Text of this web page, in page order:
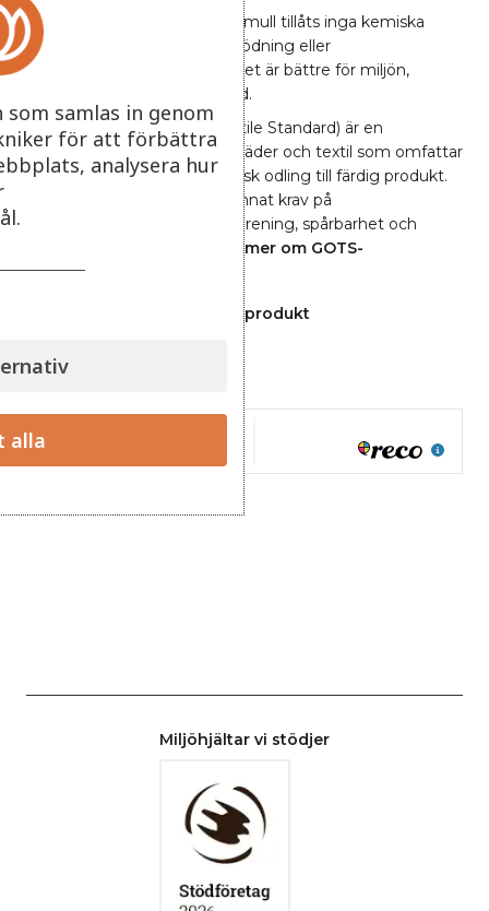
Vid odling av ekologisk bomull tillåts inga kemiska
bekämpningsmedel, konstgödning eller
genmanipulerade råvaror vilket är bättre för miljön,
odlarna och för dig som kund.
GOTS (Global Organic Textile Standard) är en
internationell märkning för kläder och textil som omfattar
hela processen - från ekologisk odling till färdig produkt.
Certifieringen ställer bland annat krav på
kemikalieanvändning, vattenrening, spårbarhet och
Läs mer om GOTS-
märkningen
Ställ en fråga om denna produkt
Miljöhjältar vi stödjer
samlas in genom
för att förbättra
analysera hur
alla